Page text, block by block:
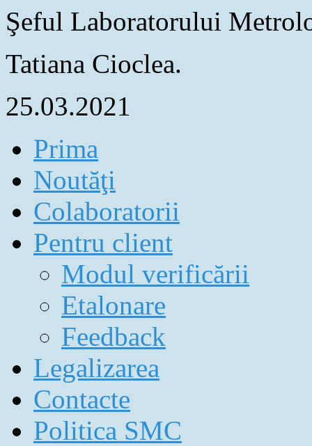
Şeful Laboratorului
Tatiana Cioclea.
25.03.2021
Prima
Noutăţi
Colaboratorii
Pentru client
Modul verificării
Etalonare
Feedback
Legalizarea
Contacte
Politica SMC